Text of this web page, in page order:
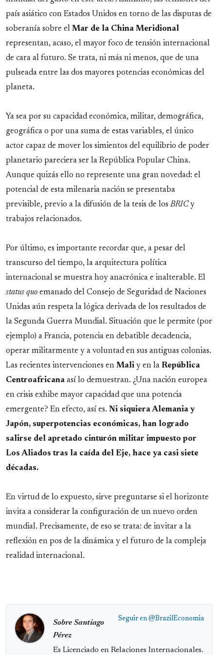
país asiático con Estados Unidos en torno de las disputas de
soberanía sobre el Mar de la China Meridional
representan, acaso, el mayor foco de tensión internacional
de cara al futuro. Se trata, ni más ni menos, que de una
pulseada entre las dos mayores potencias económicas del
planeta.
Ya sea por su capacidad económica, militar, demográfica,
geográfica o por una suma de estas variables, el único
actor capaz de mover los simientos del equilibrio de poder
planetario pareciera ser la República Popular China.
Aunque quizás ello no represente una gran novedad: el
potencial de esta milenaria nación se presentaba
previsible, previo a la difusión de la tesis de losBRICy
trabajos relacionados.
Por último, es importante recordar que, a pesar del
transcurso del tiempo, la arquitectura política
internacional se muestra hoy anacrónica e inalterable. El
status quo emanado del Consejo de Seguridad de Naciones
Unidas aún respeta la lógica derivada de los resultados de
la Segunda Guerra Mundial. Situación que le permite (por
ejemplo) a Francia, potencia en debatible decadencia,
operar militarmente y a voluntad en sus antiguas colonias.
Las recientes intervenciones en Mali y en la República
Centroafricana así lo demuestran. ¿Una nación europea
en crisis exhibe mayor capacidad que una potencia
emergente? En efecto, así es. Ni siquiera Alemania y
Japón, superpotencias económicas, han logrado
salirse del apretado cinturón militar impuesto por
Los Aliados tras la caída del Eje, hace ya casi siete
décadas.
En virtud de lo expuesto, sirve preguntarse si el horizonte
invita a considerar la configuración de un nuevo orden
mundial. Precisamente, de eso se trata: de invitar a la
reflexión en pos de la dinámica y el futuro de la compleja
realidad internacional.
Seguir en @BrazilEconomia
Sobre Santiago
Pérez
Es Licenciado en Relaciones Internacionales.